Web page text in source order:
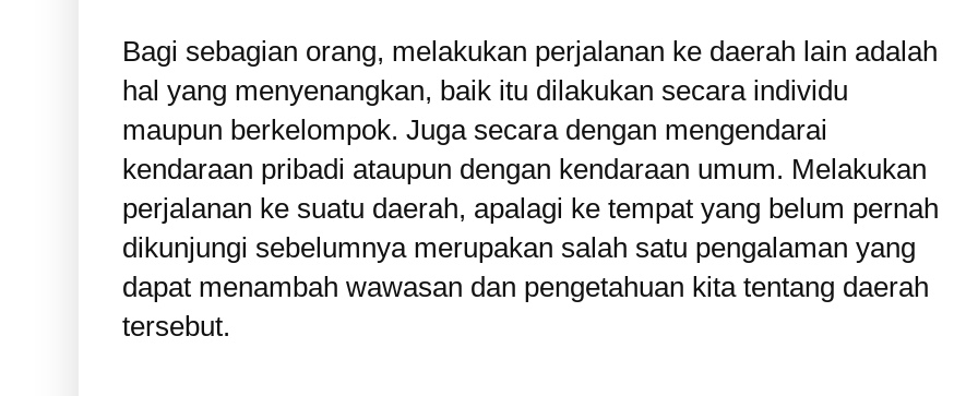
Bagi sebagian orang, melakukan perjalanan ke daerah lain adalah
hal yang menyenangkan, baik itu dilakukan secara individu
maupun berkelompok. Juga secara dengan mengendarai
kendaraan pribadi ataupun dengan kendaraan umum. Melakukan
perjalanan ke suatu daerah, apalagi ke tempat yang belum pernah
dikunjungi sebelumnya merupakan salah satu pengalaman yang
dapat menambah wawasan dan pengetahuan kita tentang daerah
tersebut.